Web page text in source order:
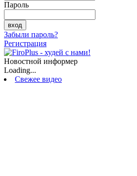
Пароль
Забыли пароль?
Регистрация
Новостной информер
Loading...
Свежее видео